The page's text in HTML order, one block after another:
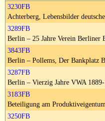
Datenschutz
Impressum
3230FB
Achterberg, Lebensbilder
3289FB
Berlin – 25 Jahre Verein Berliner
3843FB
Berlin – Pollems, Der Bankplatz
3287FB
Berlin – Vierzig Jahre VWA
3183FB
Beteiligung am
3250FB